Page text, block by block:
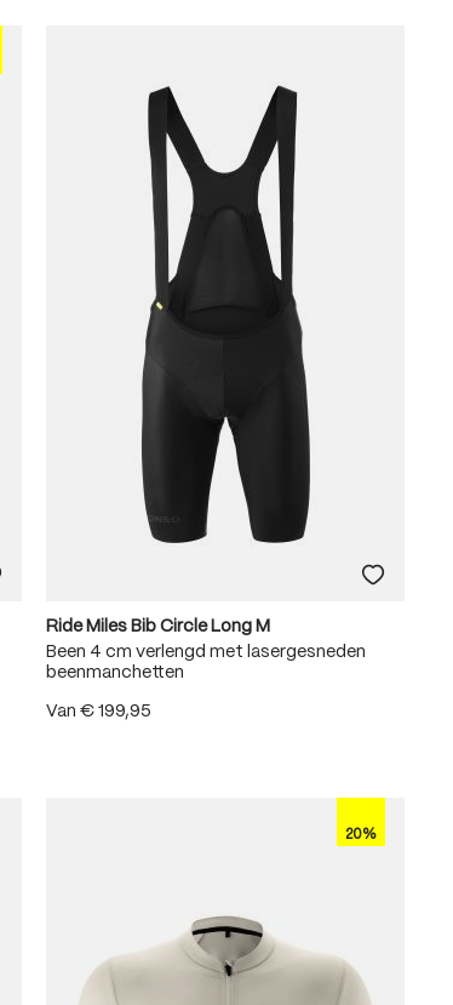
Ride Miles Bib Circle Long M
Been 4 cm verlengd met lasergesneden
beenmanchetten
Van € 199,95
20%